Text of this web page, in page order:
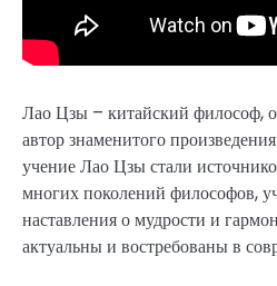
Лао Цзы – китайский философ,
автор знаменитого
учение Лао Цзы стали
многих поколений философов,
наставления о мудрости и
актуальны и востребованы в